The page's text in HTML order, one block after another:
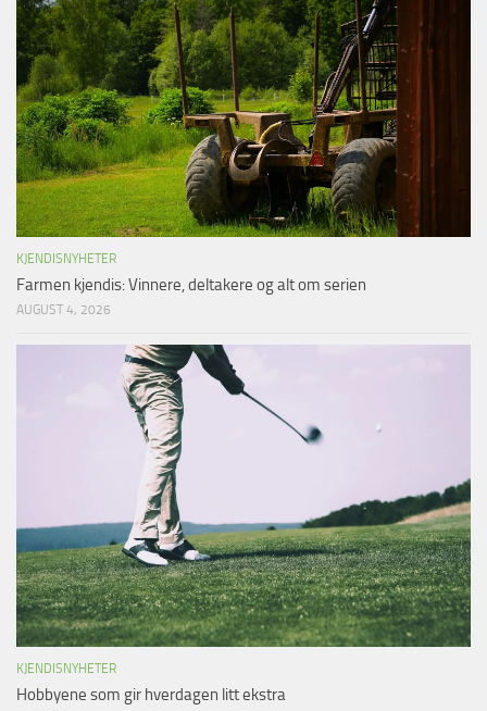
KJENDISNYHETER
Farmen kjendis: Vinnere, deltakere og alt om serien
AUGUST 4, 2026
KJENDISNYHETER
Hobbyene som gir hverdagen litt ekstra